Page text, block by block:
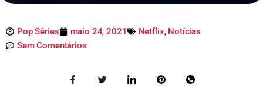
Pop Séries maio 24, 2021 Netflix, Notícias
Sem Comentários